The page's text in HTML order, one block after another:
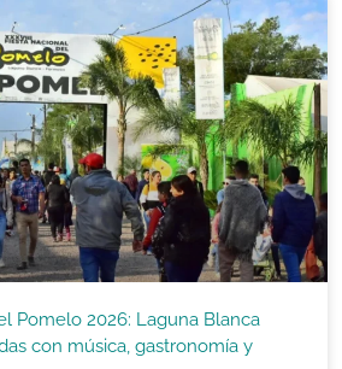
Pomelo 2026: Laguna Blanca
con música, gastronomía y